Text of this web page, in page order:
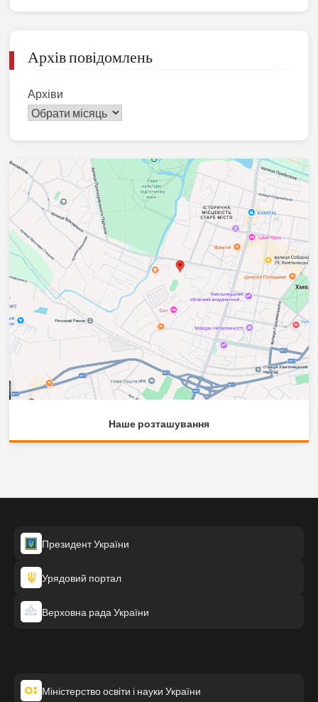
Архів повідомлень
Архіви
Наше розташування
Президент України
Урядовий портал
Верховна рада України
Міністерство освіти і науки України